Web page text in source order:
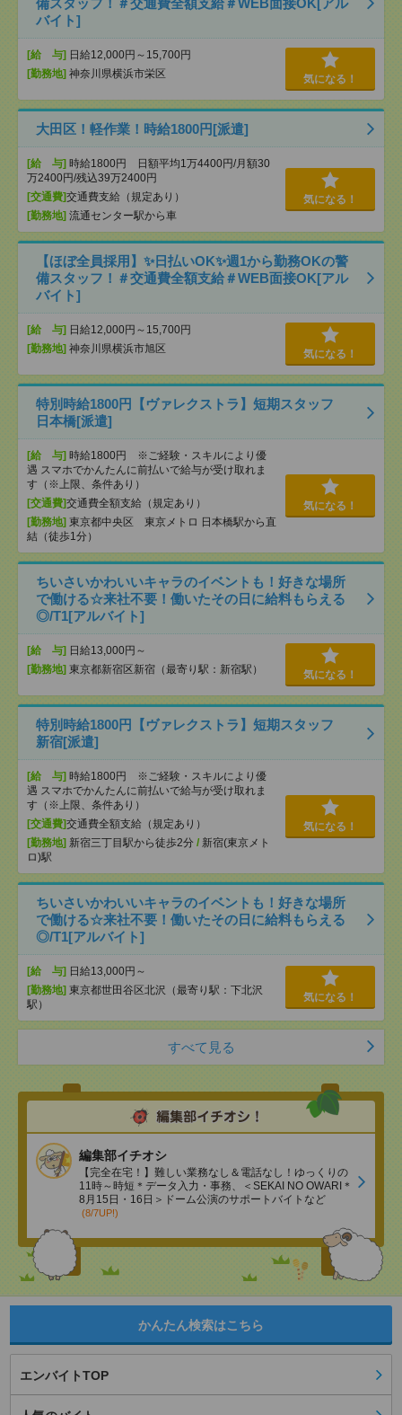
バイト]
[給 与] 日給12,000円～15,700円
[勤務地] 神奈川県横浜市栄区 気になる！
大田区！軽作業！時給1800円[派遣]
[給 与] 時給1800円 日額平均1万4400円/月額30
万2400円/残込39万2400円
[交通費]交通費支給（規定あり）
[勤務地] 流通センター駅から車
気になる！
【ほぼ全員採用】✨日払いOK✨週1から勤務OKの警
備スタッフ！＃交通費全額支給＃WEB面接OK[アル
バイト]
[給 与] 日給12,000円～15,700円
[勤務地] 神奈川県横浜市旭区 気になる！
特別時給1800円【ヴァレクストラ】短期スタッフ
日本橋[派遣]
[給 与] 時給1800円 ※ご経験・スキルにより優
遇 スマホでかんたんに前払いで給与が受け取れま
す（※上限、条件あり）
[交通費]交通費全額支給（規定あり）
[勤務地] 東京都中央区 東京メトロ 日本橋駅から直
結（徒歩1分）
気になる！
ちいさいかわいいキャラのイベントも！好きな場所
で働ける☆来社不要！働いたその日に給料もらえる
◎/T1[アルバイト]
[給 与] 日給13,000円～
[勤務地] 東京都新宿区新宿（最寄り駅：新宿駅） 気になる！
特別時給1800円【ヴァレクストラ】短期スタッフ
新宿[派遣]
[給 与] 時給1800円 ※ご経験・スキルにより優
遇 スマホでかんたんに前払いで給与が受け取れま
す（※上限、条件あり）
[交通費]交通費全額支給（規定あり）
[勤務地] 新宿三丁目駅から徒歩2分 / 新宿(東京メト
ロ)駅
気になる！
ちいさいかわいいキャラのイベントも！好きな場所
で働ける☆来社不要！働いたその日に給料もらえる
◎/T1[アルバイト]
[給 与] 日給13,000円～
[勤務地] 東京都世田谷区北沢（最寄り駅：下北沢
駅）
気になる！
すべて見る
編集部イチオシ
【完全在宅！】難しい業務なし＆電話なし！ゆっくりの
11時～時短＊データ入力・事務、＜SEKAI NO OWARI＊
8月15日・16日＞ドーム公演のサポートバイトなど
(8/7UP!)
かんたん検索はこちら
エンバイトTOP